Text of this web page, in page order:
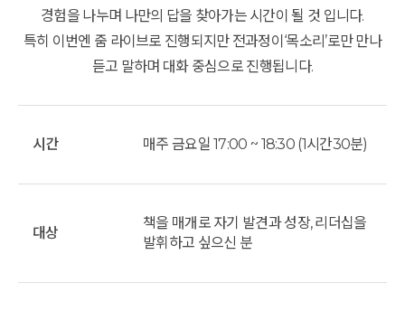
경험을 나누며 나만의 답을 찾아가는 시간이 될 것 입니다.
특히 이번엔 줌 라이브로 진행되지만 전과정이‘목소리’로만 만나
듣고 말하며 대화 중심으로 진행됩니다.
시간 매주 금요일 17:00 ~ 18:30 (1시간30분)
대상
책을 매개로 자기 발견과 성장, 리더십을
발휘하고 싶으신 분